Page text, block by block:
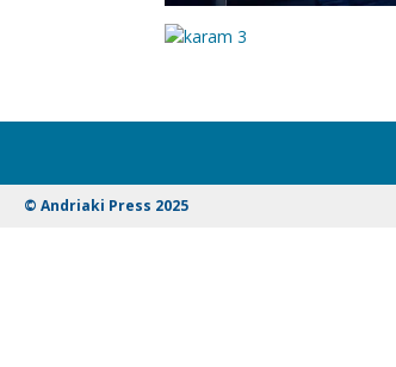
© Andriaki Press 2025